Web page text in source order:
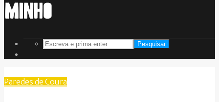
Pesquisar
Paredes de Coura